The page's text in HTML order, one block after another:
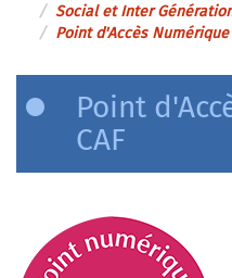
Social et Inter
Point d'Accès Numérique
Point
CAF